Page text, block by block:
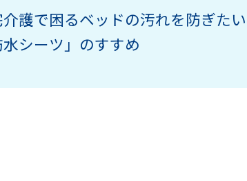
介護で困るベッドの汚れを防ぎた
水シーツ」のすすめ